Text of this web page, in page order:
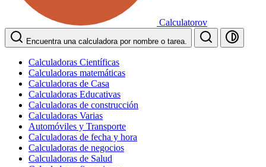
Calculatorov
Encuentra una calculadora por nombre o tarea.
Calculadoras Científicas
Calculadoras matemáticas
Calculadoras de Casa
Calculadoras Educativas
Calculadoras de construcción
Calculadoras Varias
Automóviles y Transporte
Calculadoras de fecha y hora
Calculadoras de negocios
Calculadoras de Salud